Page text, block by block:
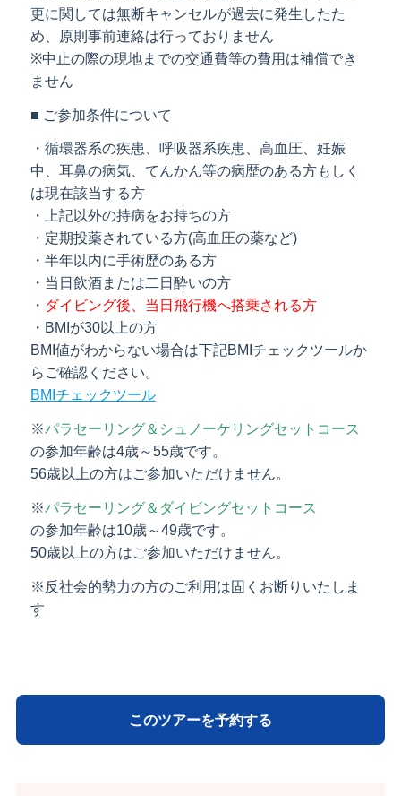
更に関しては無断キャンセルが過去に発生したた
め、原則事前連絡は行っておりません
※中止の際の現地までの交通費等の費用は補償でき
ません
■ ご参加条件について
・循環器系の疾患、呼吸器系疾患、高血圧、妊娠
中、耳鼻の病気、てんかん等の病歴のある方もしく
は現在該当する方
・上記以外の持病をお持ちの方
・定期投薬されている方(高血圧の薬など)
・半年以内に手術歴のある方
・当日飲酒または二日酔いの方
・ ダイビング後、当日飛行機へ搭乗される方
・BMIが30以上の方
BMI値がわからない場合は下記BMIチェックツールか
らご確認ください。
BMIチェックツール
※パラセーリング＆シュノーケリングセットコース
の参加年齢は4歳～55歳です。
56歳以上の方はご参加いただけません。
※パラセーリング＆ダイビングセットコース
の参加年齢は10歳～49歳です。
50歳以上の方はご参加いただけません。
※反社会的勢力の方のご利用は固くお断りいたしま
す
このツアーを予約する